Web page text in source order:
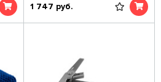
1 747 руб.